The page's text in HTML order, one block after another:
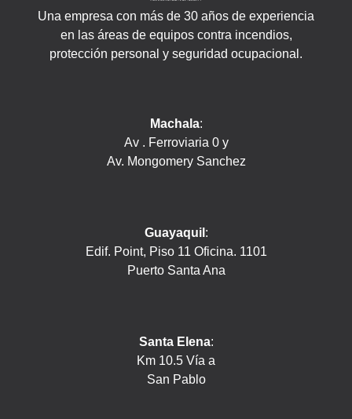
Una empresa con más de 30 años de experiencia
en las áreas de equipos contra incendios,
protección personal y seguridad ocupacional.
Machala:
Av . Ferroviaria 0 y
Av. Mongomery Sanchez
Guayaquil :
Edif. Point, Piso 11 Oficina. 1101
Puerto Santa Ana
Santa Elena:
Km 10.5 Vía a
San Pablo